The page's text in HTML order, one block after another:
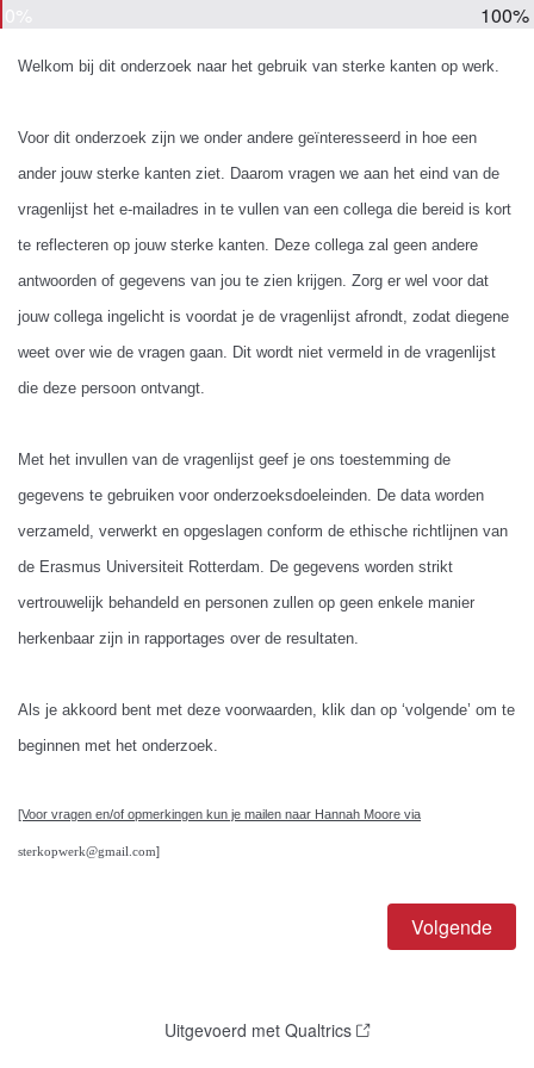
100%
Welkom bij dit onderzoek naar het gebruik van sterke kanten op werk.
Voor dit onderzoek zijn we onder andere geïnteresseerd in hoe een
ander jouw sterke kanten ziet. Daarom vragen we aan het eind van de
vragenlijst het e-mailadres in te vullen van een collega die bereid is kort
te reflecteren op jouw sterke kanten. Deze collega zal geen andere
antwoorden of gegevens van jou te zien krijgen. Zorg er wel voor dat
jouw collega ingelicht is voordat je de vragenlijst afrondt, zodat diegene
weet over wie de vragen gaan. Dit wordt niet vermeld in de vragenlijst
die deze persoon ontvangt.
Met het invullen van de vragenlijst geef je ons toestemming de
gegevens te gebruiken voor onderzoeksdoeleinden. De data worden
verzameld, verwerkt en opgeslagen conform de ethische richtlijnen van
de Erasmus Universiteit Rotterdam. De gegevens worden strikt
vertrouwelijk behandeld en personen zullen op geen enkele manier
herkenbaar zijn in rapportages over de resultaten.
Als je akkoord bent met deze voorwaarden, klik dan op ‘volgende’ om te
beginnen met het onderzoek.
​[Voor vragen en/of opmerkingen kun je mailen naar Hannah Moore via
sterkopwerk@gmail.com]
Uitgevoerd met Qualtrics